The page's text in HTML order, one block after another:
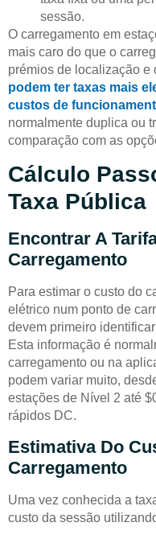
sessão.
O carregamento em
mais caro do que o
prémios de localização e
podem ter taxas mais
custos de
normalmente duplica ou
comparação com as
Cálculo
Taxa Pública
Encontrar A
Carregamento
Para estimar o custo do
elétrico num ponto de
devem primeiro
Esta informação é
carregamento ou na
podem variar muito,
estações de Nível 2 até
rápidos DC.
Estimativa Do
Carregamento
Uma vez conhecida a
custo da sessão